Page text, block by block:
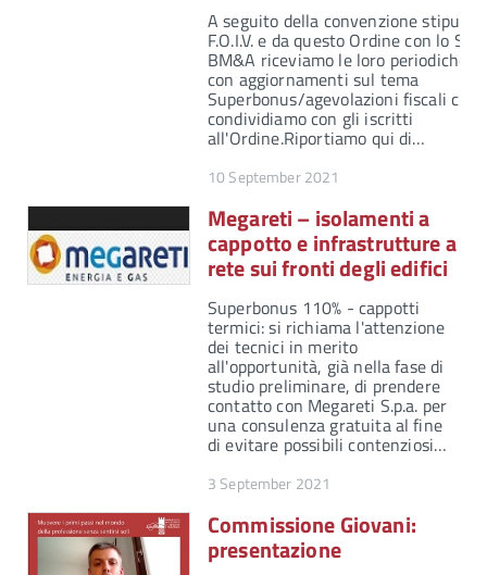
A seguito della convenzione
F.O.I.V. e da questo Ordine con lo
BM&A riceviamo le loro periodiche
con aggiornamenti sul tema
Superbonus/agevolazioni fiscali che
condividiamo con gli iscritti
all'Ordine.Riportiamo qui di…
10 September 2021
Megareti – isolamenti a
cappotto e infrastrutture a
rete sui fronti degli edifici
Superbonus 110% - cappotti
termici: si richiama l'attenzione
dei tecnici in merito
all'opportunità, già nella fase di
studio preliminare, di prendere
contatto con Megareti S.p.a. per
una consulenza gratuita al fine
di evitare possibili contenziosi…
3 September 2021
Commissione Giovani:
presentazione